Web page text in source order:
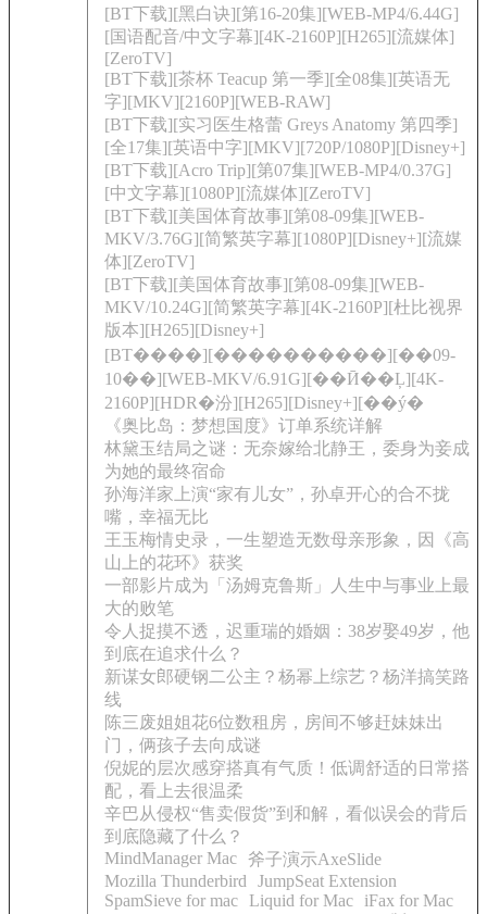
[BT下载][黑白诀][第16-20集][WEB-MP4/6.44G]
[国语配音/中文字幕][4K-2160P][H265][流媒体]
[ZeroTV]
[BT下载][茶杯 Teacup 第一季][全08集][英语无
字][MKV][2160P][WEB-RAW]
[BT下载][实习医生格蕾 Greys Anatomy 第四季]
[全17集][英语中字][MKV][720P/1080P][Disney+]
[BT下载][Acro Trip][第07集][WEB-MP4/0.37G]
[中文字幕][1080P][流媒体][ZeroTV]
[BT下载][美国体育故事][第08-09集][WEB-
MKV/3.76G][简繁英字幕][1080P][Disney+][流媒
体][ZeroTV]
[BT下载][美国体育故事][第08-09集][WEB-
MKV/10.24G][简繁英字幕][4K-2160P][杜比视界
版本][H265][Disney+]
[BT����][����������][��09-
10��][WEB-MKV/6.91G][��Ӣ��Ļ][4K-
2160P][HDR�汾][H265][Disney+][��ý�
《奥比岛：梦想国度》订单系统详解
林黛玉结局之谜：无奈嫁给北静王，委身为妾成
为她的最终宿命
孙海洋家上演“家有儿女”，孙卓开心的合不拢
嘴，幸福无比
王玉梅情史录，一生塑造无数母亲形象，因《高
山上的花环》获奖
一部影片成为「汤姆克鲁斯」人生中与事业上最
大的败笔
令人捉摸不透，迟重瑞的婚姻：38岁娶49岁，他
到底在追求什么？
新谋女郎硬钢二公主？杨幂上综艺？杨洋搞笑路
线
陈三废姐姐花6位数租房，房间不够赶妹妹出
门，俩孩子去向成谜
倪妮的层次感穿搭真有气质！低调舒适的日常搭
配，看上去很温柔
辛巴从侵权“售卖假货”到和解，看似误会的背后
到底隐藏了什么？
MindManager Mac 斧子演示AxeSlide
Mozilla Thunderbird
JumpSeat Extension
SpamSieve for mac
Liquid for Mac
iFax for Mac